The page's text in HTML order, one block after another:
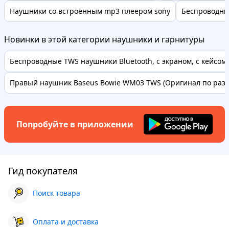
Наушники со встроенным mp3 плеером sony
Новинки в этой категории наушники и гарнитуры
Беспроводные TWS наушники Bluetooth, с экраном, с
Правый наушник Baseus Bowie WM03 TWS (Оригинал по
Попробуйте в приложении
Гид покупателя
Поиск товара
Оплата и доставка